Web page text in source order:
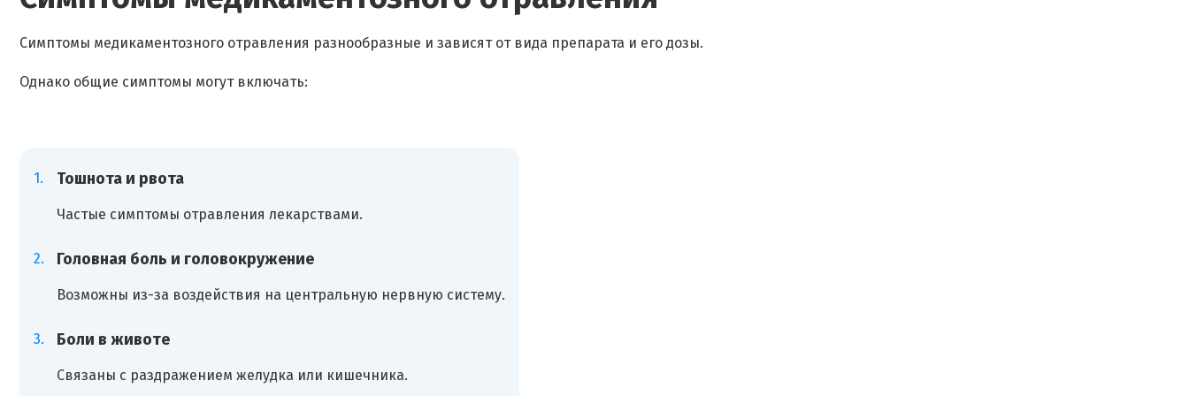
Симптомы медикаментозного отравления разнообразные и зависят от вида препарата и его дозы.
Однако общие симптомы могут включать:
Тошнота и рвота
Частые симптомы отравления лекарствами.
Головная боль и головокружение
Возможны из-за воздействия на центральную нервную систему.
Боли в животе
Связаны с раздражением желудка или кишечника.